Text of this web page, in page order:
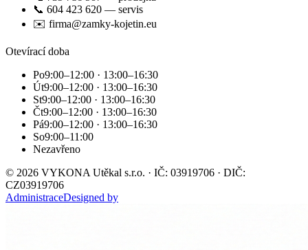
📞 604 423 620 — servis
✉️ firma@zamky-kojetin.eu
Otevírací doba
Po9:00–12:00 · 13:00–16:30
Út9:00–12:00 · 13:00–16:30
St9:00–12:00 · 13:00–16:30
Čt9:00–12:00 · 13:00–16:30
Pá9:00–12:00 · 13:00–16:30
So9:00–11:00
Nezavřeno
© 2026 VYKONA Utěkal s.r.o. · IČ: 03919706 · DIČ:
CZ03919706
AdministraceDesigned by